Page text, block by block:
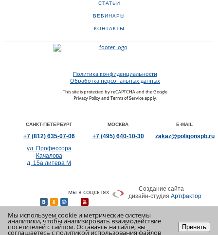
СТАТЬИ
ВЕБИНАРЫ
КОНТАКТЫ
Политика конфиденциальности
Обработка персональных данных
This site is protected by reCAPTCHA and the Google
Privacy Policyand Terms of Serviceapply.
САНКТ-ПЕТЕРБУРГ
+7 (812)635-07-06
ул. Профессора
Качалова
д. 15а литера М
МОСКВА
+7 (495)640-10-30
E-MAIL
zakaz@poligonspb.ru
МЫ В СОЦСЕТЯХ
Создание сайта —
дизайн-студия Артфактор
Мы используем cookie и метрические системы
аналитики, чтобы анализировать взаимодействие
посетителей с сайтом. Оставаясь на сайте, вы
соглашаетесь с политикой использования файлов
Принять